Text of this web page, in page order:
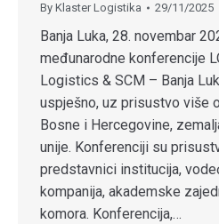
By Klaster Logistika 29/11/2025
Banja Luka, 28. novembar
međunarodne konferencije
Logistics & SCM – Banja
uspješno, uz prisustvo više
Bosne i Hercegovine,
unije. Konferenciji su
predstavnici institucija,
kompanija, akademske
komora. Konferencija,…